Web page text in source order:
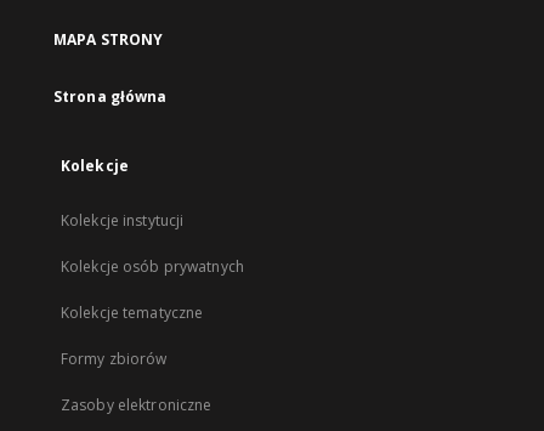
MAPA STRONY
Strona główna
Kolekcje
Kolekcje instytucji
Kolekcje osób prywatnych
Kolekcje tematyczne
Formy zbiorów
Zasoby elektroniczne